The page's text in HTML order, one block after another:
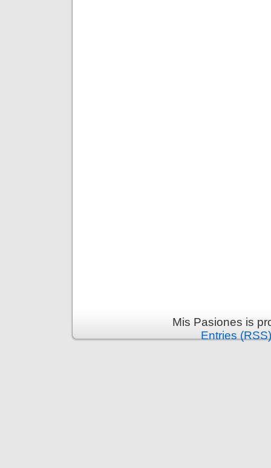
Mis Pasiones is
Entries (RSS)